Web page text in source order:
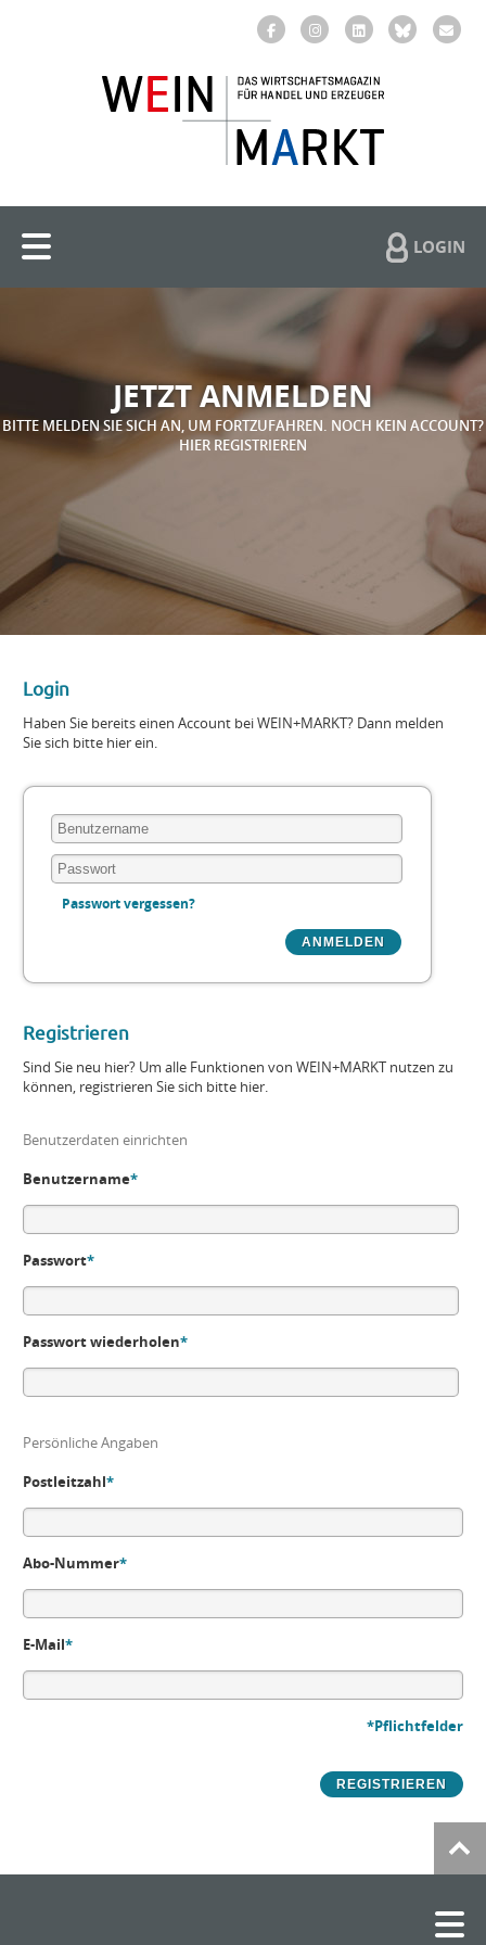
LOGIN
JETZT ANMELDEN
BITTE MELDEN SIE SICH AN, UM FORTZUFAHREN. NOCH KEIN ACCOUNT?
HIER REGISTRIEREN
Login
Haben Sie bereits einen Account bei WEIN+MARKT? Dann melden
Sie sich bitte hier ein.
Passwort vergessen?
Registrieren
Sind Sie neu hier? Um alle Funktionen von WEIN+MARKT nutzen zu
können, registrieren Sie sich bitte hier.
Benutzerdaten einrichten
Benutzername*
Passwort*
Passwort wiederholen*
Persönliche Angaben
Postleitzahl*
Abo-Nummer*
E-Mail*
*Pflichtfelder